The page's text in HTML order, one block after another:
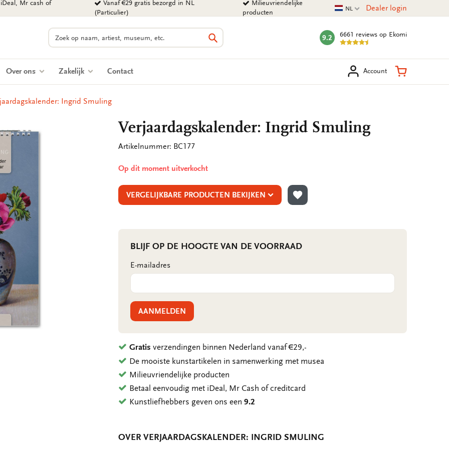
Mr cash of
Vanaf €29 gratis bezorgd in NL
(Particulier)
Milieuvriendelijke
producten
Huidige taal
NL Dealer login
Zoeken
Zoeken
mark:
9.2 6661 reviews op Ekomi
Over ons Zakelijk Contact Account Winkelmand
Ingrid Smuling
Verjaardagskalender: Ingrid Smuling
Artikelnummer: BC177
Op dit moment uitverkocht
VERGELIJKBARE PRODUCTEN BEKIJKEN
TOEVOEGEN AAN VERLANGLIJST
BLIJF OP DE HOOGTE VAN DE VOORRAAD
E-mailadres
AANMELDEN
Gratis verzendingen binnen Nederland vanaf €29,-
De mooiste kunstartikelen in samenwerking met musea
Milieuvriendelijke producten
Betaal eenvoudig met iDeal, Mr Cash of creditcard
Kunstliefhebbers geven ons een9.2
OVER VERJAARDAGSKALENDER: INGRID SMULING